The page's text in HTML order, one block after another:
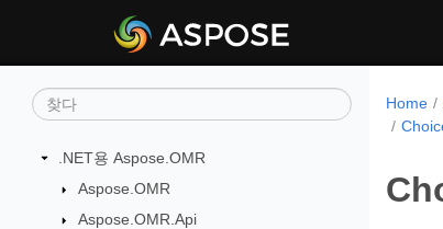
.NET용 Aspose.OMR
Aspose.OMR
Aspose.OMR.Api
Home